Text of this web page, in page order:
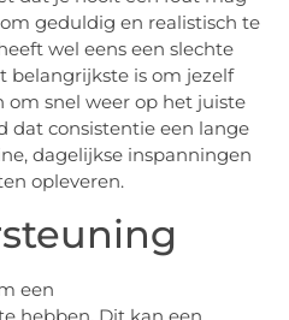
geduldig en realistisch te
wel eens een slechte
belangrijkste is om jezelf
om snel weer op het juiste
dat consistentie een lange
dagelijkse inspanningen
opleveren.
een